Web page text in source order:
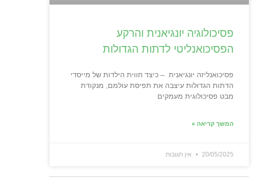
פסיכולוגיה יונגיאנית והרקע
הפסיכואנליטי לדתות הגדולות
פסיכואנליזה יונגיאנית – כיצד חווית הילדות של מייסדי
הדתות הגדולות עיצבה את תפיסת עולמם, מנקודת
מבט פסיכולוגית מעמקים
המשך קריאה »
20/05/2025 אין תגובות